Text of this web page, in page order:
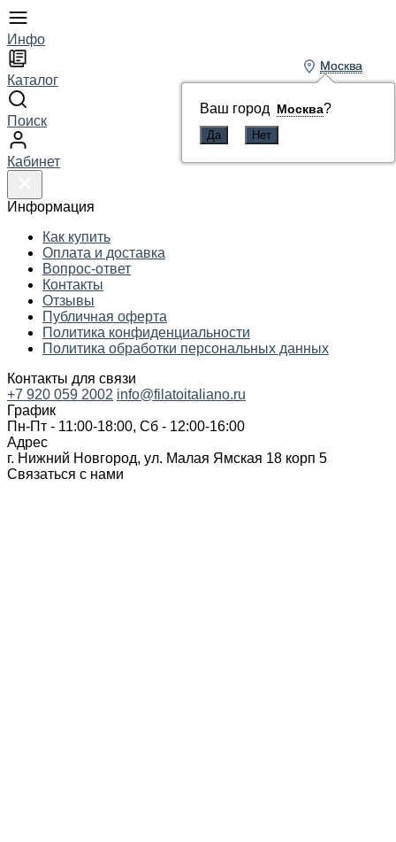
Инфо
Каталог
Поиск
Кабинет
Информация
Как купить
Оплата и доставка
Вопрос-ответ
Контакты
Отзывы
Публичная оферта
Политика конфиденциальности
Политика обработки персональных данных
Контакты для связи
Москва
Ваш город Москва?
+7 920 059 2002 info@filatoitaliano.ru
График
Пн-Пт - 11:00-18:00, Сб - 12:00-16:00
Адрес
г. Нижний Новгород, ул. Малая Ямская 18 корп 5
Связаться с нами
Москва
Ваш город Москва?